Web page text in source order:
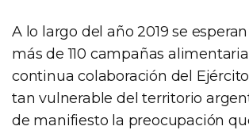
A lo largo del año 2019 se
más de 110 campañas
continua colaboración del
tan vulnerable del territorio
de manifiesto la preocupación